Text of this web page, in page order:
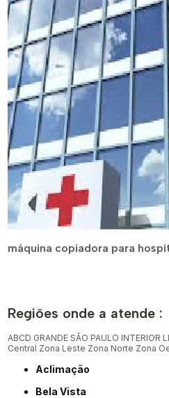
máquina copiadora para
Regiões onde a atende :
ABCD GRANDE SÃO PAULO INTERIOR
Central Zona Leste Zona Norte Zona
Aclimação
Bela Vista